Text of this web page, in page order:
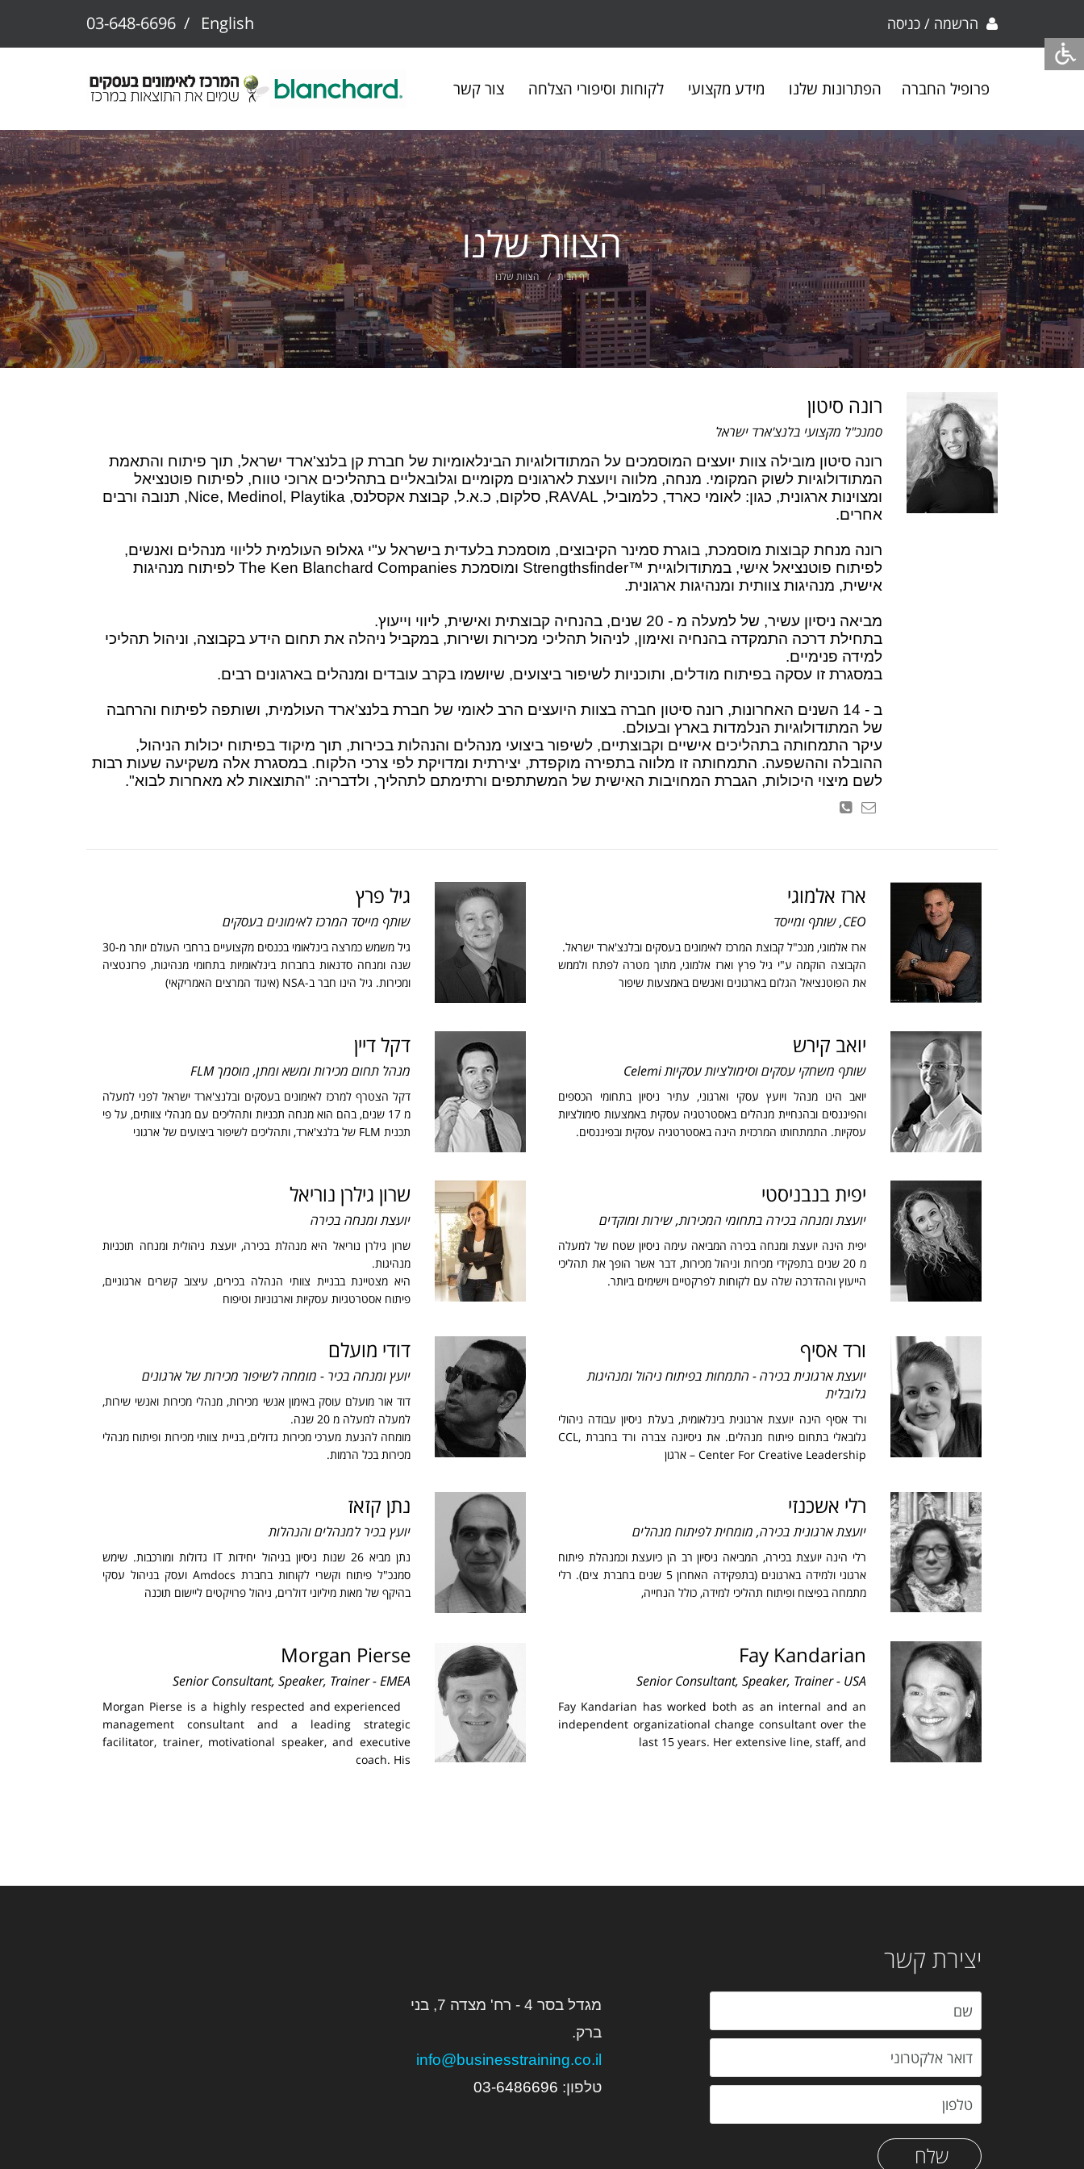
הרשמה / כניסה 03-648-6696 / English
פרופיל החברה הפתרונות שלנו מידע מקצועי לקוחות וסיפורי הצלחה צור קשר
הצוות שלנו
דף הבית הצוות שלנו
רונה סיטון
סמנכ"ל מקצועי בלנצ'ארד ישראל
רונה סיטון מובילה צוות יועצים המוסמכים על המתודולוגיות הבינלאומיות של חברת קן בלנצ'ארד ישראל, תוך פיתוח והתאמת
המתודולוגיות לשוק המקומי. מנחה, מלווה ויועצת לארגונים מקומיים וגלובאליים בתהליכים ארוכי טווח, לפיתוח פוטנציאל
ומצוינות ארגונית, כגון: לאומי כארד, כלמוביל, RAVAL, סלקום, כ.א.ל, קבוצת אקסלנס, Nice, Medinol, Playtika, תנובה ורבים
אחרים.
רונה מנחת קבוצות מוסמכת, בוגרת סמינר הקיבוצים, מוסמכת בלעדית בישראל ע"י גאלופ העולמית לליווי מנהלים ואנשים,
לפיתוח פוטנציאל אישי, במתודולוגיית ™Strengthsfinder ומוסמכת The Ken Blanchard Companies לפיתוח מנהיגות
אישית, מנהיגות צוותית ומנהיגות ארגונית.
מביאה ניסיון עשיר, של למעלה מ - 20 שנים, בהנחיה קבוצתית ואישית, ליווי וייעוץ.
בתחילת דרכה התמקדה בהנחיה ואימון, לניהול תהליכי מכירות ושירות, במקביל ניהלה את תחום הידע בקבוצה, וניהול תהליכי
למידה פנימיים.
במסגרת זו עסקה בפיתוח מודלים, ותוכניות לשיפור ביצועים, שיושמו בקרב עובדים ומנהלים בארגונים רבים.
ב - 14 השנים האחרונות, רונה סיטון חברה בצוות היועצים הרב לאומי של חברת בלנצ'ארד העולמית, ושותפה לפיתוח והרחבה
של המתודולוגיות הנלמדות בארץ ובעולם.
עיקר התמחותה בתהליכים אישיים וקבוצתיים, לשיפור ביצועי מנהלים והנהלות בכירות, תוך מיקוד בפיתוח יכולות הניהול,
ההובלה וההשפעה. התמחותה זו מלווה בתפירה מוקפדת, יצירתית ומדויקת לפי צרכי הלקוח. במסגרת אלה משקיעה שעות רבות
לשם מיצוי היכולות, הגברת המחויבות האישית של המשתתפים ורתימתם לתהליך, ולדבריה: "התוצאות לא מאחרות לבוא".
ארז אלמוגי
CEO, שותף ומייסד
ארז אלמוגי, מנכ"ל קבוצת המרכז לאימונים בעסקים ובלנצ'ארד ישראל.
הקבוצה הוקמה ע"י גיל פרץ וארז אלמוגי, מתוך מטרה לפתח ולממש
את הפוטנציאל הגלום בארגונים ואנשים באמצעות שיפור
גיל פרץ
שותף מייסד המרכז לאימונים בעסקים
גיל משמש כמרצה בינלאומי בכנסים מקצועיים ברחבי העולם יותר מ-30
שנה ומנחה סדנאות בחברות בינלאומיות בתחומי מנהיגות, פרזנטציה
ומכירות. גיל הינו חבר ב-NSA (איגוד המרצים האמריקאי)
יואב קירש
שותף משחקי עסקים וסימולציות עסקיות Celemi
יואב הינו מנהל ויועץ עסקי וארגוני, עתיר ניסיון בתחומי הכספים
והפיננסים ובהנחיית מנהלים באסטרטגיה עסקית באמצעות סימולציות
עסקיות. התמתחותו המרכזית הינה באסטרטגיה עסקית ובפיננסים.
דקל דיין
מנהל תחום מכירות ומשא ומתן, מוסמך FLM
דקל הצטרף למרכז לאימונים בעסקים ובלנצ'ארד ישראל לפני למעלה
מ 17 שנים, בהם הוא מנחה תכניות ותהליכים עם מנהלי צוותים, על פי
תכנית FLM של בלנצ'ארד, ותהליכים לשיפור ביצועים של ארגוני
יפית בנבניסטי
יועצת ומנחה בכירה בתחומי המכירות, שירות ומוקדים
יפית הינה יועצת ומנחה בכירה המביאה עימה ניסיון שטח של למעלה
מ 20 שנים בתפקידי מכירות וניהול מכירות, דבר אשר הופך את תהליכי
הייעוץ וההדרכה שלה עם לקוחות לפרקטיים וישימים ביותר.
שרון גילרן נוריאל
יועצת ומנחה בכירה
שרון גילרן נוריאל היא מנהלת בכירה, יועצת ניהולית ומנחה תוכניות
מנהיגות.
היא מצטיינת בבניית צוותי הנהלה בכירים, עיצוב קשרים ארגוניים,
פיתוח אסטרטגיות עסקיות וארגוניות וטיפוח
ורד אסיף
יועצת ארגונית בכירה - התמחות בפיתוח ניהול ומנהיגות
גלובלית
ורד אסיף הינה יועצת ארגונית בינלאומית, בעלת ניסיון עבודה ניהולי
גלובאלי בתחום פיתוח מנהלים. את ניסיונה צברה ורד בחברת CCL,
Center For Creative Leadership – ארגון
דודי מועלם
יועץ ומנחה בכיר - מומחה לשיפור מכירות של ארגונים
דוד אור מועלם עוסק באימון אנשי מכירות, מנהלי מכירות ואנשי שירות,
למעלה למעלה מ 20 שנה.
מומחה להנעת מערכי מכירות גדולים, בניית צוותי מכירות ופיתוח מנהלי
מכירות בכל הרמות.
רלי אשכנזי
יועצת ארגונית בכירה, מומחית לפיתוח מנהלים
רלי הינה יועצת בכירה, המביאה ניסיון רב הן כיועצת וכמנהלת פיתוח
ארגוני ולמידה בארגונים (בתפקידה האחרון 5 שנים בחברת צים). רלי
מתמחה בפיצוח ופיתוח תהליכי למידה, כולל הנחייה,
נתן קזאז
יועץ בכיר למנהלים והנהלות
נתן מביא 26 שנות ניסיון בניהול יחידות IT גדולות ומורכבות. שימש
סמנכ"ל פיתוח וקשרי לקוחות בחברת Amdocs ועסק בניהול עסקי
בהיקף של מאות מיליוני דולרים, ניהול פרויקטים ליישום תוכנה
Fay Kandarian
Senior Consultant, Speaker, Trainer - USA
Fay Kandarian has worked both as an internal and an
independent organizational change consultant over the
last 15 years. Her extensive line, staff, and
Morgan Pierse
Senior Consultant, Speaker, Trainer - EMEA
Morgan Pierse is a highly respected and experienced
management consultant and a leading strategic
facilitator, trainer, motivational speaker, and executive
coach. His
יצירת קשר
שלח
מגדל בסר 4 - רח' מצדה 7, בני
ברק.
info@businesstraining.co.il
טלפון:
03-6486696